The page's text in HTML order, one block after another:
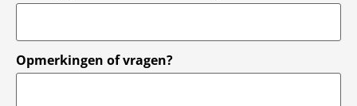
Opmerkingen of vragen?